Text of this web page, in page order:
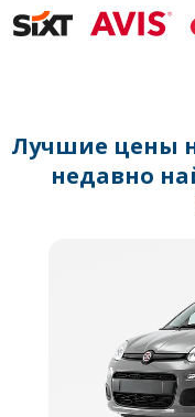
get
the
dates.
Лучшие цены
недавно